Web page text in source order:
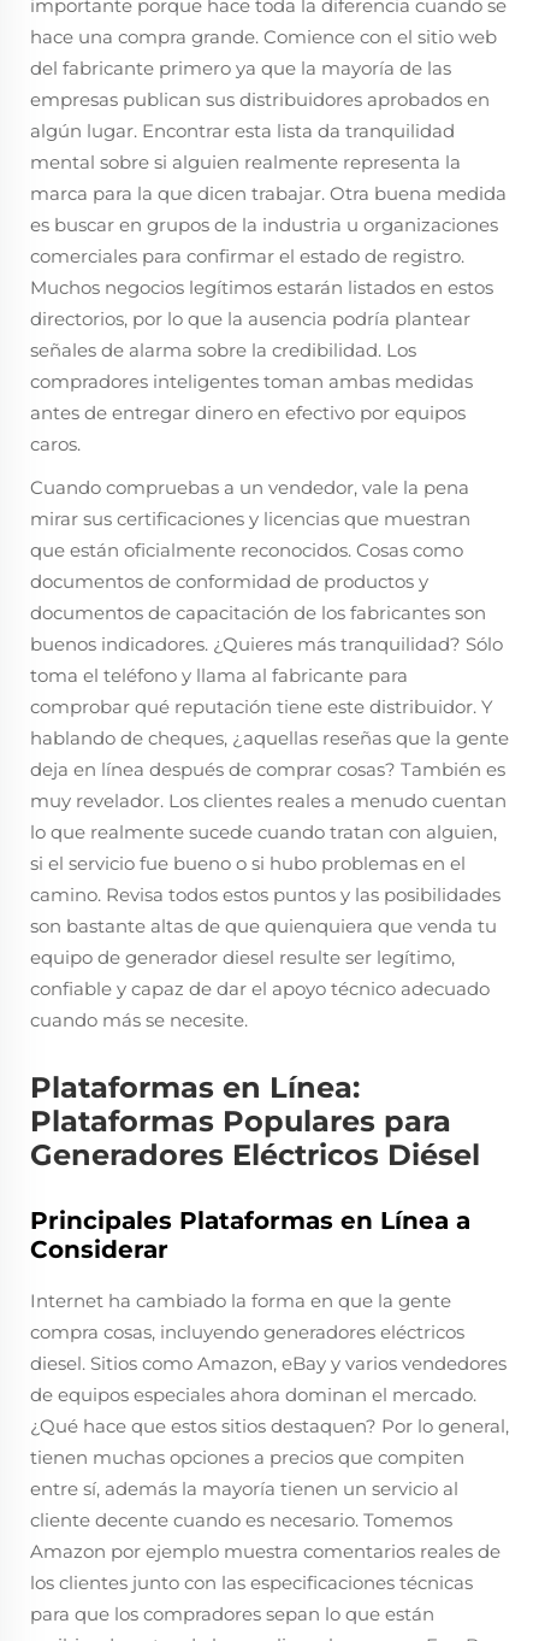
importante porque hace toda la diferencia cuando se
hace una compra grande. Comience con el sitio web
del fabricante primero ya que la mayoría de las
empresas publican sus distribuidores aprobados en
algún lugar. Encontrar esta lista da tranquilidad
mental sobre si alguien realmente representa la
marca para la que dicen trabajar. Otra buena medida
es buscar en grupos de la industria u organizaciones
comerciales para confirmar el estado de registro.
Muchos negocios legítimos estarán listados en estos
directorios, por lo que la ausencia podría plantear
señales de alarma sobre la credibilidad. Los
compradores inteligentes toman ambas medidas
antes de entregar dinero en efectivo por equipos
caros.
Cuando compruebas a un vendedor, vale la pena
mirar sus certificaciones y licencias que muestran
que están oficialmente reconocidos. Cosas como
documentos de conformidad de productos y
documentos de capacitación de los fabricantes son
buenos indicadores. ¿Quieres más tranquilidad? Sólo
toma el teléfono y llama al fabricante para
comprobar qué reputación tiene este distribuidor. Y
hablando de cheques, ¿aquellas reseñas que la gente
deja en línea después de comprar cosas? También es
muy revelador. Los clientes reales a menudo cuentan
lo que realmente sucede cuando tratan con alguien,
si el servicio fue bueno o si hubo problemas en el
camino. Revisa todos estos puntos y las posibilidades
son bastante altas de que quienquiera que venda tu
equipo de generador diesel resulte ser legítimo,
confiable y capaz de dar el apoyo técnico adecuado
cuando más se necesite.
Plataformas en Línea:
Plataformas Populares para
Generadores Eléctricos Diésel
Principales Plataformas en Línea a
Considerar
Internet ha cambiado la forma en que la gente
compra cosas, incluyendo generadores eléctricos
diesel. Sitios como Amazon, eBay y varios vendedores
de equipos especiales ahora dominan el mercado.
¿Qué hace que estos sitios destaquen? Por lo general,
tienen muchas opciones a precios que compiten
entre sí, además la mayoría tienen un servicio al
cliente decente cuando es necesario. Tomemos
Amazon por ejemplo muestra comentarios reales de
los clientes junto con las especificaciones técnicas
para que los compradores sepan lo que están